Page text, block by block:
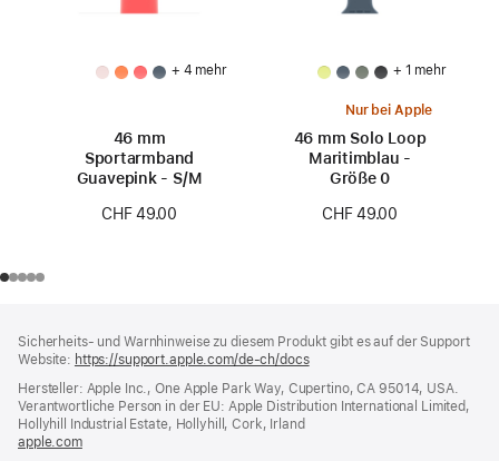
+ 4 mehr
46 mm
Sportarmband
Guavepink - S/M
CHF 49.00
+ 1 mehr
Nur bei Apple
46 mm Solo Loop
Maritimblau -
Größe 0
CHF 49.00
Sicherheits- und Warnhinweise zu diesem Produkt gibt es auf der Support
Website: https://support.apple.com/de-ch/docs(öffnet
neues
Fenster)
Hersteller: Apple Inc., One Apple Park Way, Cupertino, CA 95014, USA.
Verantwortliche Person in der EU: Apple Distribution International Limited,
Hollyhill Industrial Estate, Hollyhill, Cork, Irland
apple.com(öffnet